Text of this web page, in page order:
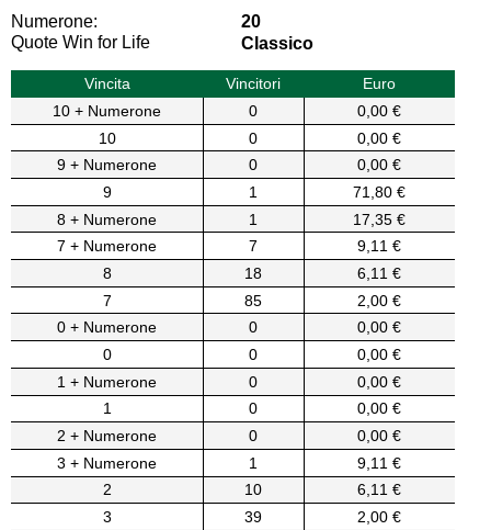
Numerone:
20
Quote Win for Life
Classico
Vincita Vincitori
Euro
10 + Numerone
0
0,00 €
10
0
0,00 €
9 + Numerone
0
0,00 €
9
1
71,80 €
8 + Numerone
1
17,35 €
7 + Numerone
7
9,11 €
8
18
6,11 €
7
85
2,00 €
0 + Numerone
0
0,00 €
0
0
0,00 €
1 + Numerone
0
0,00 €
1
0
0,00 €
2 + Numerone
0
0,00 €
3 + Numerone
1
9,11 €
2
10
6,11 €
3
39 2,00 €